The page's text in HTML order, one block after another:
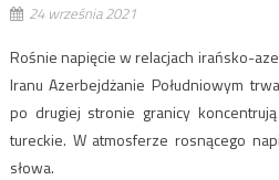
24 września 2021
Rośnie napięcie w relacjach irańsko-
Iranu Azerbejdżanie Południowym
po drugiej stronie granicy
tureckie. W atmosferze rosnącego
słowa.